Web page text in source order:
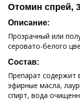
Отомин спрей,
Описание:
Прозрачный или
серовато-белого
Состав:
Препарат содержит
эфирные масла,
спирт, вода